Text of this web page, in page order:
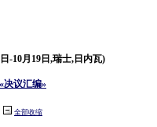
-10月19日,瑞士,日内瓦)
«决议汇编»
全部收缩